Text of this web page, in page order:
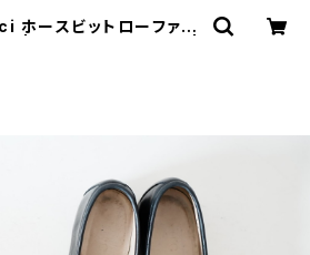
ホースビットローファー